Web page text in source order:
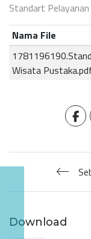
Standart
Nama File
Wisata
Download